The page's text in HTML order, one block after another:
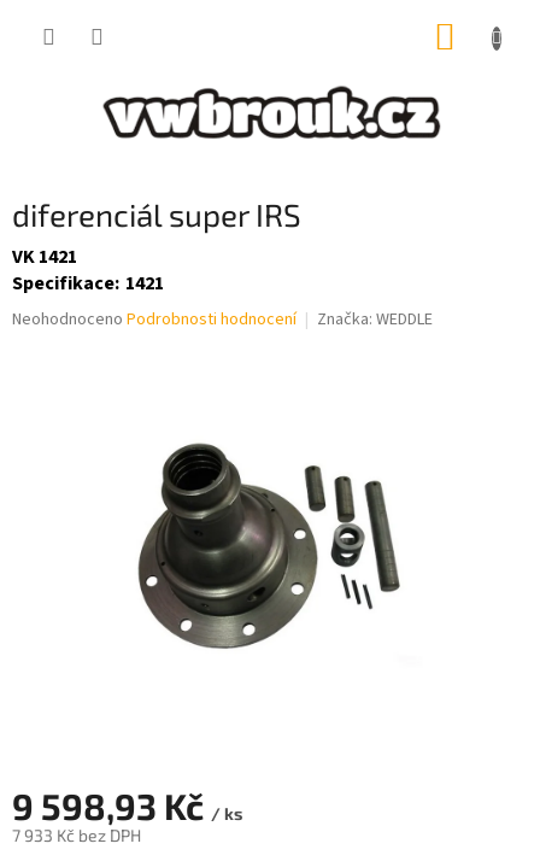
diferenciál super IRS
VK 1421
Specifikace: 1421
Průměrné
Neohodnoceno Podrobnosti hodnocení Značka: WEDDLE
9 598,93 Kč / ks
7 933 Kč bez DPH